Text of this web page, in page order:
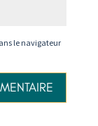
le navigateur